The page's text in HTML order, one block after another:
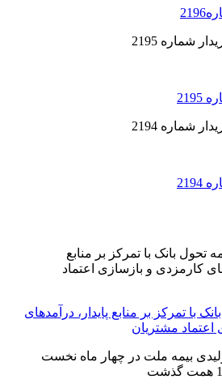
با تمرکز بر منابع پایدار، درآمدهای
مشتریان